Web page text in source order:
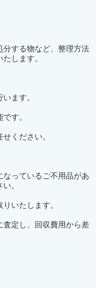
分する物など、整理方法
します。
ます。
す。
ください。
なっているご不用品があ
。
いたします。
査定し、回収費用から差